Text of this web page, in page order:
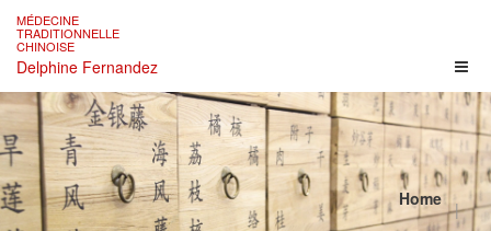
content
MÉDECINE
TRADITIONNELLE
CHINOISE
Delphine Fernandez
Home